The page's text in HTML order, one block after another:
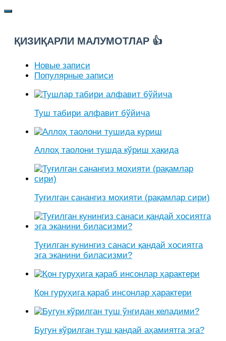
ҚИЗИҚАРЛИ МАЛУМОТЛАР 👍
Новые записи
Популярные записи
Туш табири алфавит бўйича
Аллоҳ таолони тушда кўриш ҳақида
Туғилган санангиз моҳияти (рақамлар сири)
Туғилган кунингиз санаси қандай хосиятга
эга эканини биласизми?
Қон гуруҳига қараб инсонлар ҳарактери
Бугун кўрилган туш қандай аҳамиятга эга?